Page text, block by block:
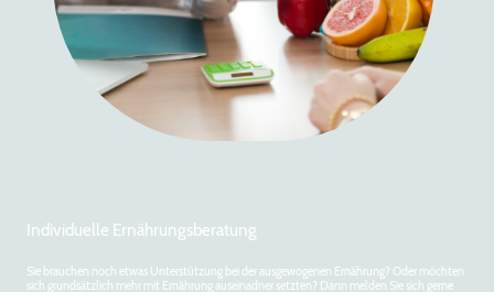
Individuelle Ernährungsberatung
Sie brauchen noch etwas Unterstützung bei der ausgewogenen Ernährung? Oder möchten
sich grundsätzlich mehr mit Ernährung auseinadner setzten? Dann melden Sie sich gerne